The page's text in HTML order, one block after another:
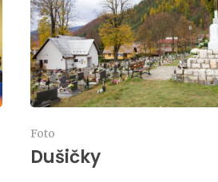
Foto
Dušičky